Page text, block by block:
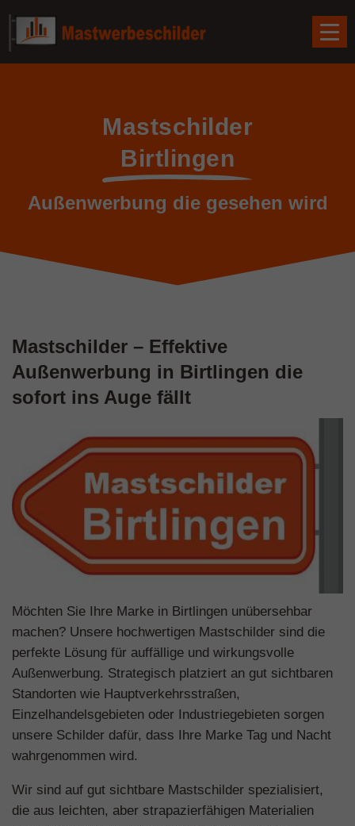
Mastschilder
Birtlingen
Außenwerbung die gesehen wird
Mastschilder – Effektive
Außenwerbung in Birtlingen die
sofort ins Auge fällt
Möchten Sie Ihre Marke in Birtlingen unübersehbar
machen? Unsere hochwertigen Mastschilder sind die
perfekte Lösung für auffällige und wirkungsvolle
Außenwerbung. Strategisch platziert an gut sichtbaren
Standorten wie Hauptverkehrsstraßen,
Einzelhandelsgebieten oder Industriegebieten sorgen
unsere Schilder dafür, dass Ihre Marke Tag und Nacht
wahrgenommen wird.
Wir sind auf gut sichtbare Mastschilder spezialisiert,
die aus leichten, aber strapazierfähigen Materialien